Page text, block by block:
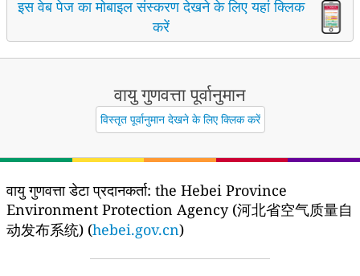
इस वेब पेज का मोबाइल संस्करण देखने के लिए यहां क्लिक
करें
वायु गुणवत्ता पूर्वानुमान
विस्तृत पूर्वानुमान देखने के लिए क्लिक करें
वायु गुणवत्ता डेटा प्रदानकर्ता: the Hebei Province
Environment Protection Agency (河北省空气质量自
动发布系统) (hebei.gov.cn)